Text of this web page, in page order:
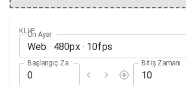
KLIPÖn Ayar
Web · 480px · 10fps
Başlangıç Zamanı (sn)